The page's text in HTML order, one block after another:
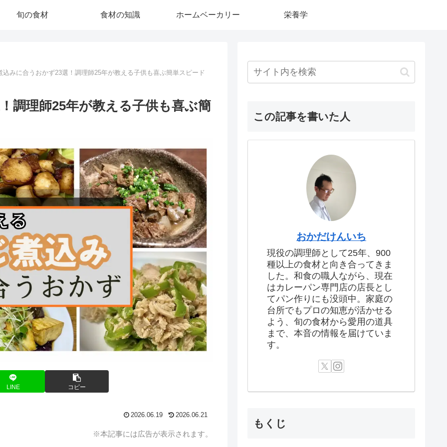
旬の食材 食材の知識 ホームベーカリー 栄養学
込みに合うおかず23選！調理師25年が教える子供も喜ぶ簡単スピード
調理師25年が教える子供も喜ぶ簡
LINE コピー
2026.06.19 2026.06.21
※本記事には広告が表示されます。
この記事を書いた人
おかだけんいち
現役の調理師として25年、900
種以上の食材と向き合ってきま
した。和食の職人ながら、現在
はカレーパン専門店の店長とし
てパン作りにも没頭中。家庭の
台所でもプロの知恵が活かせる
よう、旬の食材から愛用の道具
まで、本音の情報を届けていま
す。
もくじ